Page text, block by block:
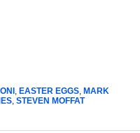
, EASTER EGGS, MARK
, STEVEN MOFFAT